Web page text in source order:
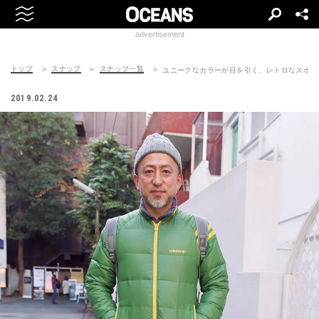
advertisement
トップ スナップ スナップ一覧 ユニークなカラーが目を引く、レトロなスポ
2019.02.24